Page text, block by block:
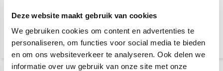
Deze website maakt gebruik van cookies
We gebruiken cookies om content en advertenties te
personaliseren, om functies voor social media te bieden
en om ons websiteverkeer te analyseren. Ook delen we
informatie over uw gebruik van onze site met onze
Vergelijk Vergelijk